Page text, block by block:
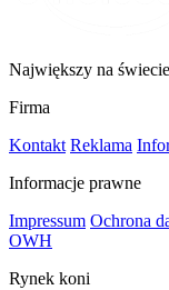
Największy na
Firma
Kontakt Reklama
Informacje prawne
Impressum Ochrona
OWH
Rynek koni